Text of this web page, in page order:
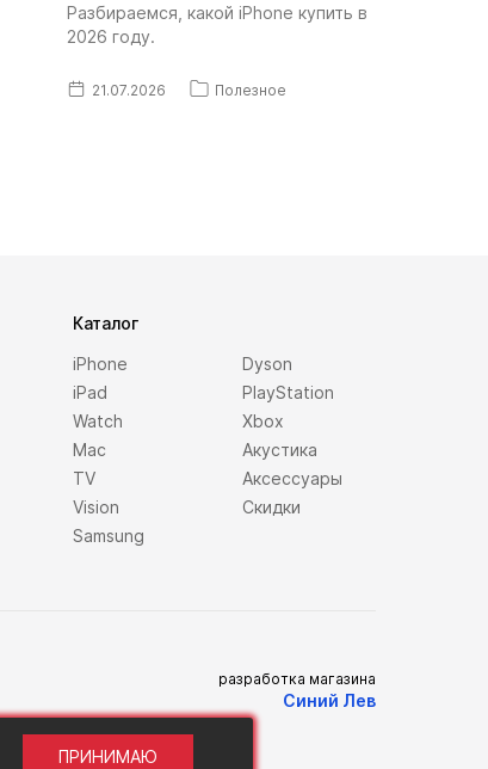
Разбираемся, какой iPhone купить в
2026 году.
21.07.2026 Полезное
Каталог
iPhone
iPad
Watch
Mac
TV
Vision
Samsung
Dyson
PlayStation
Xbox
Акустика
Аксессуары
Скидки
разработка магазина
Синий Лев
ПРИНИМАЮ